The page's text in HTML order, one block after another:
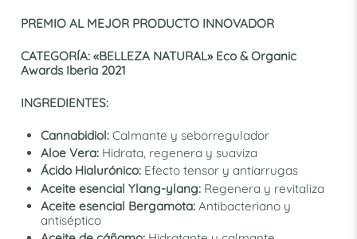
PREMIO AL MEJOR PRODUCTO INNOVADOR
CATEGORÍA: «BELLEZA NATURAL» Eco & Organic
Awards Iberia 2021
INGREDIENTES:
Cannabidiol: Calmante y seborregulador
Aloe Vera: Hidrata, regenera y suaviza
Ácido Hialurónico: Efecto tensor y antiarrugas
Aceite esencial Ylang-ylang: Regenera y revitaliza
Aceite esencial Bergamota: Antibacteriano y
antiséptico